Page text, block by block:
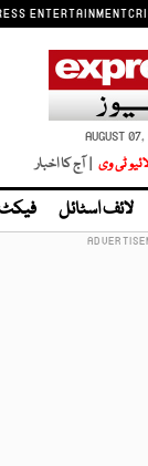
ENTERTAINMENT
AUGUST
ٹی وی | آج کا اخبار
لائف اسٹائل